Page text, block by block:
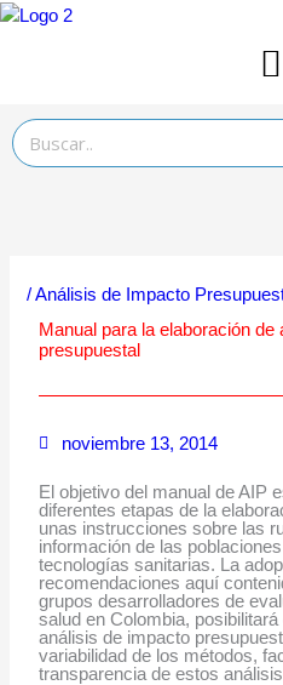
Ir
Search
/Análisis de Impacto
Manual para la elaboración
presupuestal
noviembre 13, 2014
El objetivo del manual de AIP
diferentes etapas de la
unas instrucciones sobre las
información de las
tecnologías sanitarias. La
recomendaciones aquí
grupos desarrolladores de
salud en Colombia,
análisis de impacto
variabilidad de los métodos,
transparencia de estos análisis